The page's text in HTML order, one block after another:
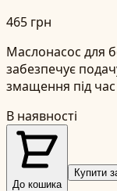
465 грн
Маслонасос для
забезпечує
змащення під
В наявності
До кошика
Купити